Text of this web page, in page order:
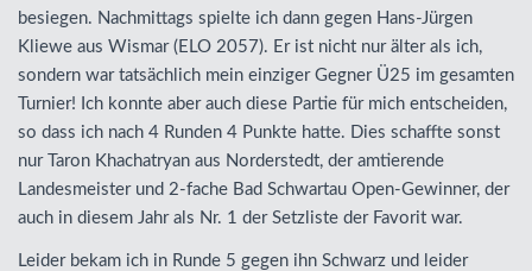
besiegen. Nachmittags spielte ich dann gegen Hans-Jürgen
Kliewe aus Wismar (ELO 2057). Er ist nicht nur älter als ich,
sondern war tatsächlich mein einziger Gegner Ü25 im gesamten
Turnier! Ich konnte aber auch diese Partie für mich entscheiden,
so dass ich nach 4 Runden 4 Punkte hatte. Dies schaffte sonst
nur Taron Khachatryan aus Norderstedt, der amtierende
Landesmeister und 2-fache Bad Schwartau Open-Gewinner, der
auch in diesem Jahr als Nr. 1 der Setzliste der Favorit war.
Leider bekam ich in Runde 5 gegen ihn Schwarz und leider